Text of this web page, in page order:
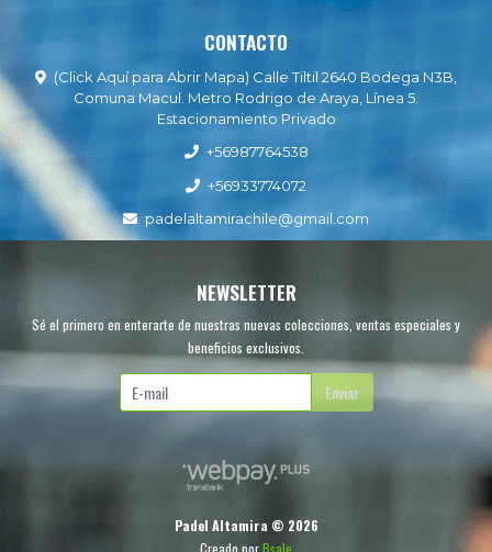
CONTACTO
(Click Aquí para Abrir Mapa) Calle Tiltil 2640 Bodega N3B,
Comuna Macul. Metro Rodrigo de Araya, Línea 5.
Estacionamiento Privado
+56987764538
+56933774072
padelaltamirachile@gmail.com
NEWSLETTER
Sé el primero en enterarte de nuestras nuevas colecciones, ventas especiales y
beneficios exclusivos.
Enviar
Padel Altamira © 2026